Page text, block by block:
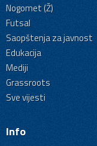
Nogomet (Ž)
Futsal
Saopštenja za javnost
Edukacija
Mediji
Grassroots
Sve vijesti
Info